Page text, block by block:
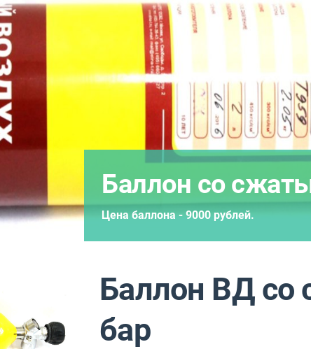
Баллон со
Цена баллона - 9000 рублей.
Баллон ВД со
бар